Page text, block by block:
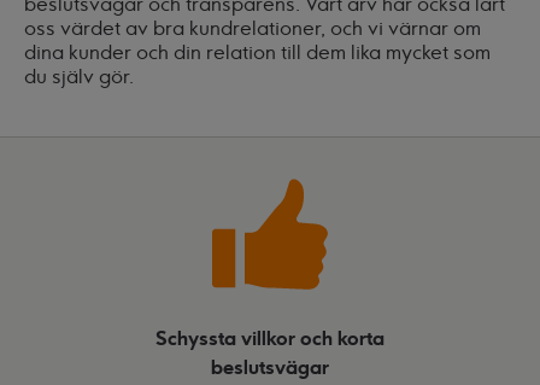
oss värdet av bra kundrelationer, och vi värnar om
dina kunder och din relation till dem lika mycket som
du själv gör.
Schyssta villkor och korta
beslutsvägar